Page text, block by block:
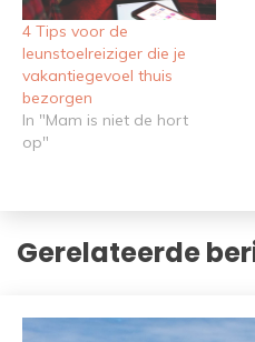
4 Tips voor de
leunstoelreiziger die je
vakantiegevoel thuis
bezorgen
In "Mam is niet de hort
op"
Gerelateerde